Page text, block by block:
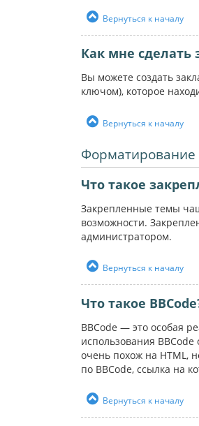
Вернуться к началу
Как мне сделать
Вы можете создать
ключом), которое
Вернуться к началу
Что такое
Закрепленные темы
возможности.
администратором.
Вернуться к началу
Что такое
BBCode — это особая
использования
очень похож на HTML,
по BBCode, ссылка на
Вернуться к началу